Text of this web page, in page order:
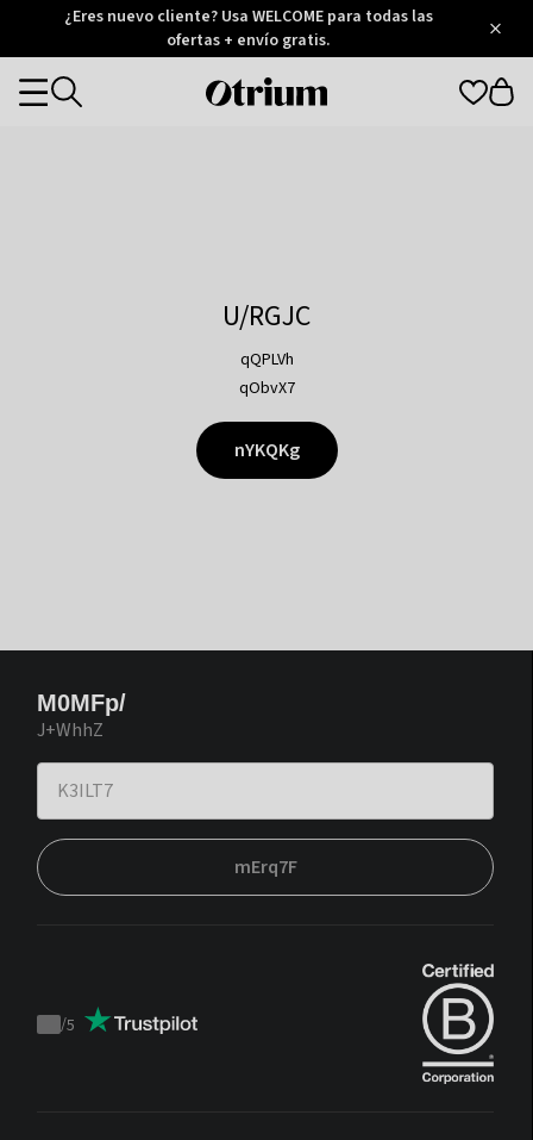
Otrium
Trustpilot
¿Eres nuevo cliente? Usa WELCOME para todas las
ofertas + envío gratis.
Otrium
Categories
U/RGJC
qQPLVh
qObvX7
nYKQKg
M0MFp/
J+WhhZ
mErq7F
Trustpilot
/5